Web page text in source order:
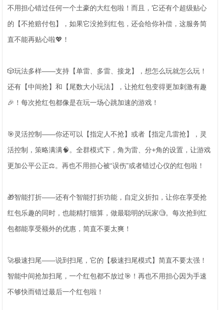
不用担心错过任何一个土豪的大红包啦！而且，它还有个超级贴心
的【不抢赔付包】，如果它没抢到红包，还会给你补偿，这服务简
直不能再贴心啦💖！
🎲玩法多样——支持【单雷、多雷、接龙】，想怎么玩就怎么玩！
还有【中间抢】和【尾数大小玩法】，让抢红包变得更加刺激有趣
🎉！每次抢红包都像是在玩一场心跳加速的游戏！
🎯灵活控制——你还可以【指定人不抢】或者【指定几雷抢】，灵
活控制，策略满满🧠。全群模式下，角为雷、分+角的设置，让游戏
更加公平公正⚖️。再也不用担心被“误伤”或者错过心仪的红包啦！
🎁智能打折——还有个智能打折功能，自定义折扣，让你在享受抢
红包乐趣的同时，也能精打细算，做最聪明的玩家🧐。每次抢到红
包都能享受额外的优惠，简直不要太爽！
🚀极速扫尾——说到扫尾，它的【极速扫尾模式】简直不要太强！
智能中间抢加扫尾，一个红包都不放过🎯！再也不用担心因为手速
不够快而错过最后一个红包啦！